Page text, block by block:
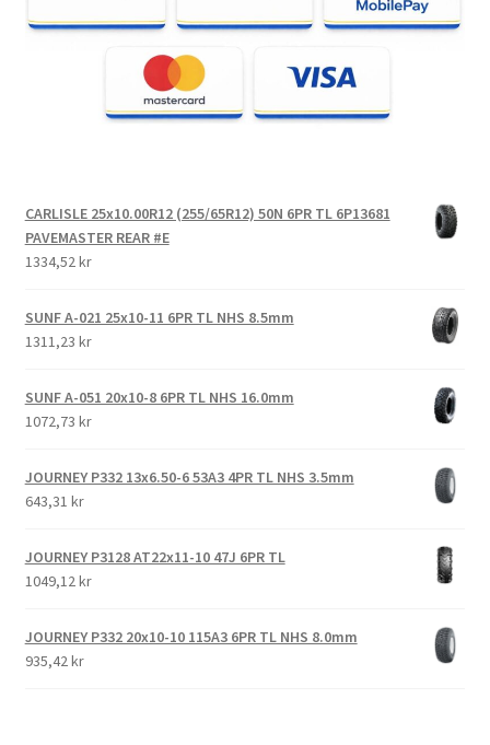
CARLISLE 25x10.00R12 (255/65R12) 50N 6PR TL 6P13681
PAVEMASTER REAR #E
1334,52 kr
SUNF A-021 25x10-11 6PR TL NHS 8.5mm
1311,23 kr
SUNF A-051 20x10-8 6PR TL NHS 16.0mm
1072,73 kr
JOURNEY P332 13x6.50-6 53A3 4PR TL NHS 3.5mm
643,31 kr
JOURNEY P3128 AT22x11-10 47J 6PR TL
1049,12 kr
JOURNEY P332 20x10-10 115A3 6PR TL NHS 8.0mm
935,42 kr